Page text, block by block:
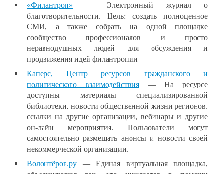
«Филантроп» — Электронный журнал о
благотворительности. Цель: создать полноценное
СМИ, а также собрать на одной площадке
сообщество профессионалов и просто
неравнодушных людей для обсуждения и
продвижения идей филантропии
Каперс, Центр ресурсов гражданского и
политического взаимодействия— На ресурсе
доступны материалы специализированной
библиотеки, новости общественной жизни регионов,
ссылки на другие организации, вебинары и другие
он-лайн мероприятия. Пользователи могут
самостоятельно размещать анонсы и новости своей
некоммерческой организации.
Волонтёров.ру — Единая виртуальная площадка,